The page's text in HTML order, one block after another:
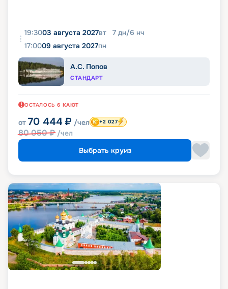
19:3003 августа 2027вт 7 дн/6 нч
17:0009 августа 2027пн
А.С. Попов
СТАНДАРТ
ОСТАЛОСЬ 6 КАЮТ
от 70 444 ₽ /чел
80 050₽ /чел
+2 027
Выбрать круиз